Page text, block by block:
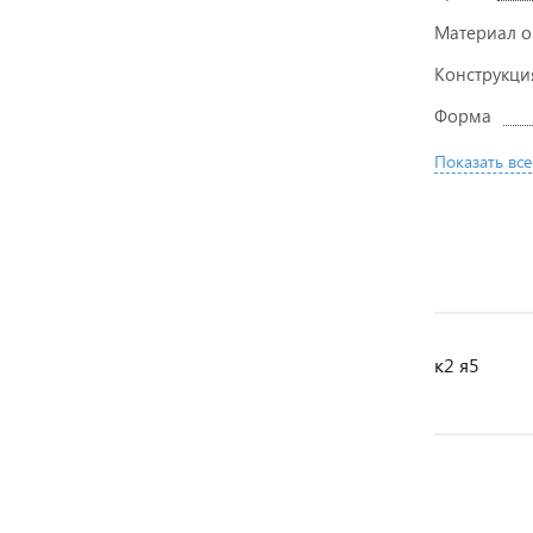
Материал
Форма
Показать все
к2 я5